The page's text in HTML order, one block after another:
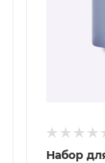
Набор